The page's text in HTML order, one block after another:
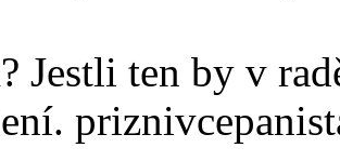
Jestli ten by v